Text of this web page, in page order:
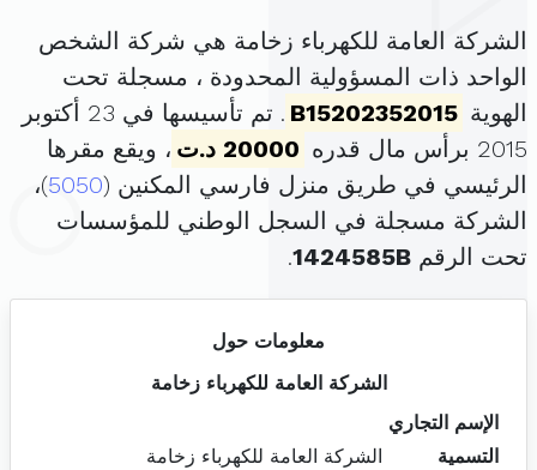
الشركة العامة للكهرباء زخامة هي شركة الشخص
الواحد ذات المسؤولية المحدودة ، مسجلة تحت
الهوية B15202352015
. تم تأسيسها في 23 أكتوبر
2015 برأس مال قدره
20000 د.ت
، ويقع مقرها
الرئيسي في طريق منزل فارسي المكنين (5050)،
الشركة مسجلة في السجل الوطني للمؤسسات
تحت الرقم 1424585B
.
معلومات حول
الشركة العامة للكهرباء زخامة
الإسم التجاري
التسمية
الشركة العامة للكهرباء زخامة